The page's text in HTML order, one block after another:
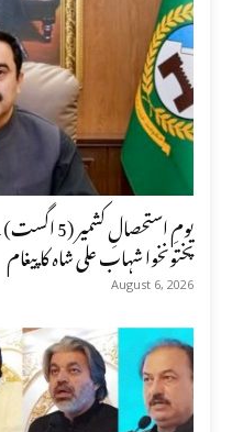
یومِ
پختونخوا شہاب علی شاہ کا پیغام
August 6, 2026